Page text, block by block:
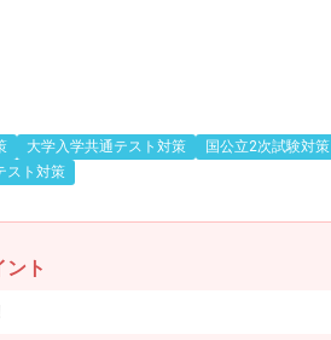
大学入学共通テスト対策
国公立2次試験対策
スト対策
ント